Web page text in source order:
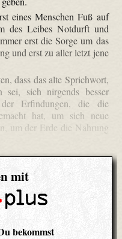
eines Menschen Fuß auf
des Leibes Notdurft und
erst die Sorge um das
und erst zu aller letzt jene
dass das alte Sprichwort,
sei, sich nirgends besser
Erfindungen, die die
hat, um sich neue
um der Erde die Nahrung
mit
bekommst